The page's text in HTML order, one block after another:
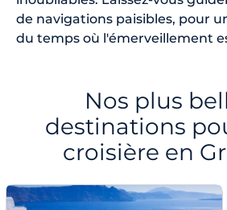
de navigations paisibles, pour
du temps où l'émerveillement
Nos plus
destinations
croisière en